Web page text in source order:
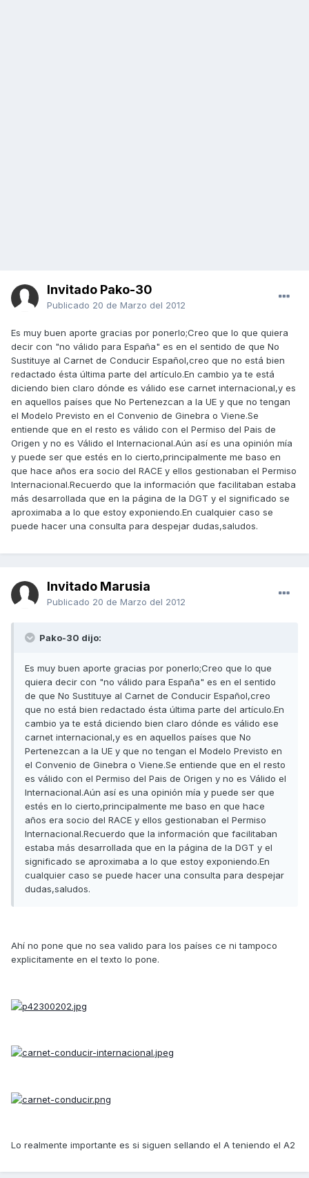
Invitado Pako-30
Publicado 20 de Marzo del 2012
Es muy buen aporte gracias por ponerlo;Creo que lo que quiera
decir con "no válido para España" es en el sentido de que No
Sustituye al Carnet de Conducir Español,creo que no está bien
redactado ésta última parte del artículo.En cambio ya te está
diciendo bien claro dónde es válido ese carnet internacional,y es
en aquellos países que No Pertenezcan a la UE y que no tengan
el Modelo Previsto en el Convenio de Ginebra o Viene.Se
entiende que en el resto es válido con el Permiso del Pais de
Origen y no es Válido el Internacional.Aún así es una opinión mía
y puede ser que estés en lo cierto,principalmente me baso en
que hace años era socio del RACE y ellos gestionaban el Permiso
Internacional.Recuerdo que la información que facilitaban estaba
más desarrollada que en la página de la DGT y el significado se
aproximaba a lo que estoy exponiendo.En cualquier caso se
puede hacer una consulta para despejar dudas,saludos.
Invitado Marusia
Publicado 20 de Marzo del 2012
Pako-30 dijo:
Es muy buen aporte gracias por ponerlo;Creo que lo que
quiera decir con "no válido para España" es en el sentido
de que No Sustituye al Carnet de Conducir Español,creo
que no está bien redactado ésta última parte del artículo.En
cambio ya te está diciendo bien claro dónde es válido ese
carnet internacional,y es en aquellos países que No
Pertenezcan a la UE y que no tengan el Modelo Previsto en
el Convenio de Ginebra o Viene.Se entiende que en el resto
es válido con el Permiso del Pais de Origen y no es Válido el
Internacional.Aún así es una opinión mía y puede ser que
estés en lo cierto,principalmente me baso en que hace
años era socio del RACE y ellos gestionaban el Permiso
Internacional.Recuerdo que la información que facilitaban
estaba más desarrollada que en la página de la DGT y el
significado se aproximaba a lo que estoy exponiendo.En
cualquier caso se puede hacer una consulta para despejar
dudas,saludos.
Ahí no pone que no sea valido para los países ce ni tampoco
explicitamente en el texto lo pone.
Lo realmente importante es si siguen sellando el A teniendo el A2